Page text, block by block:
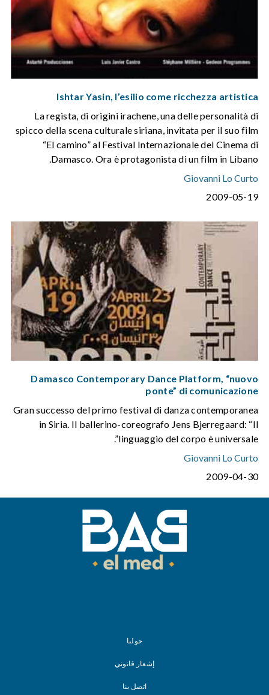
Ishtar Yasin, l’esilio come ricchezza artistica
La regista, di origini irachene, una delle personalità di
spicco della scena culturale siriana, invitata per il suo film
“El camino” al Festival Internazionale del Cinema di
Damasco. Ora è protagonista di un film in Libano.
Giovanni Lo Curto
2009-05-19
Damasco Contemporary Dance Platform, “nuovo
ponte” di comunicazione
Gran successo del primo festival di danza contemporanea
in Siria. Il ballerino-coreografo Jens Bjerregaard: “Il
linguaggio del corpo è universale”.
Giovanni Lo Curto
2009-04-30
حولنا
إشعار قانوني
اتصل بنا